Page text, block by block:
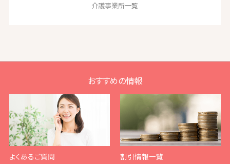
介護事業所一覧
おすすめの情報
よくあるご質問 割引情報一覧